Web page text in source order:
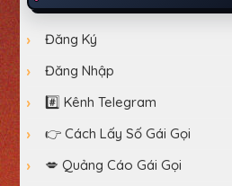
Đăng Ký
Đăng Nhập
#️⃣ Kênh Telegram
👉 Cách Lấy Số Gái Gọi
💋 Quảng Cáo Gái Gọi